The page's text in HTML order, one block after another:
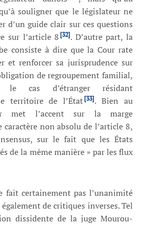
souligner que le législateur ne
d’un guide clair sur ces questions
sur l’article 8 [32]. D’autre part, la
consiste à dire que la Cour rate
et renforcer sa jurisprudence sur
de regroupement familial,
le cas d’étranger résidant
territoire de l’État [33]. Bien au
met l’accent sur la marge
caractère non absolu de l’article 8,
sur le fait que les États
de la même manière » par les flux
fait certainement pas l’unanimité
de critiques inverses. Tel
dissidente de la juge Mourou-